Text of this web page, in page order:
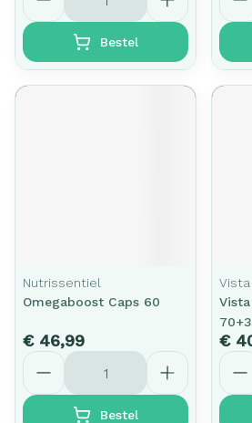
Bestel
Nutrissentiel
Omegaboost Caps 60
€ 46,99
Aantal
Bestel
Vista
€